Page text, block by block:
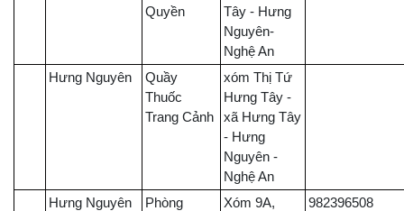
Quyền
Tây - Hưng
Nguyên-
Nghệ An
Hưng Nguyên
Quầy
Thuốc
Trang Cảnh
xóm Thị Tứ
Hưng Tây -
xã Hưng Tây
- Hưng
Nguyên -
Nghệ An
Hưng Nguyên
Phòng
Xóm 9A,
982396508